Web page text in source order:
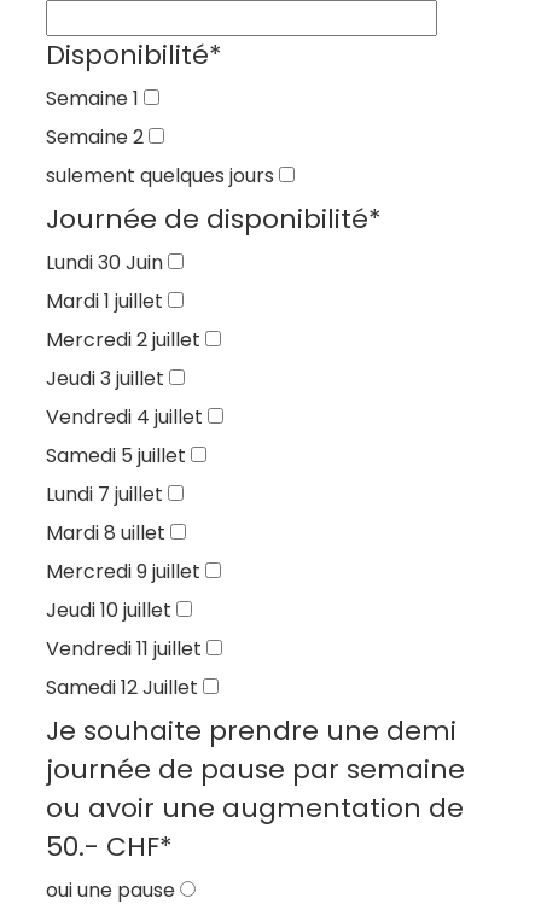
Disponibilité*
Semaine 1
Semaine 2
sulement quelques jours
Journée de disponibilité*
Lundi 30 Juin
Mardi 1 juillet
Mercredi 2 juillet
Jeudi 3 juillet
Vendredi 4 juillet
Samedi 5 juillet
Lundi 7 juillet
Mardi 8 uillet
Mercredi 9 juillet
Jeudi 10 juillet
Vendredi 11 juillet
Samedi 12 Juillet
Je souhaite prendre une demi
journée de pause par semaine
ou avoir une augmentation de
50.- CHF*
oui une pause